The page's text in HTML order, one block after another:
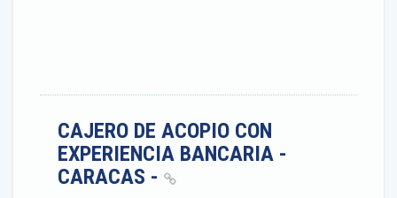
CAJERO DE ACOPIO CON
EXPERIENCIA BANCARIA -
CARACAS -